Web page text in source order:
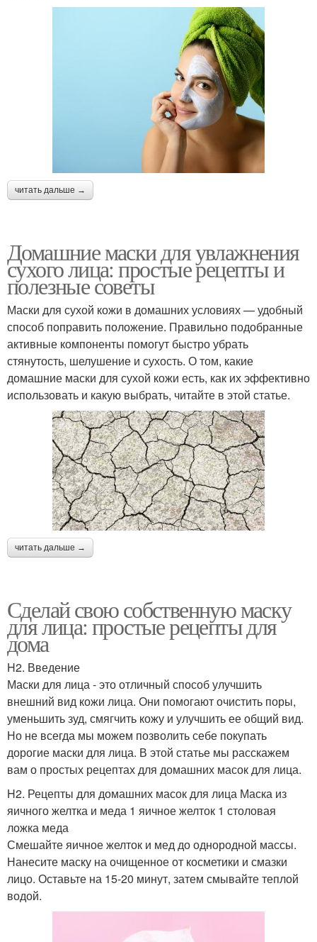
читать дальше →
Домашние маски для увлажнения
сухого лица: простые рецепты и
полезные советы
Маски для сухой кожи в домашних условиях — удобный
способ поправить положение. Правильно подобранные
активные компоненты помогут быстро убрать
стянутость, шелушение и сухость. О том, какие
домашние маски для сухой кожи есть, как их эффективно
использовать и какую выбрать, читайте в этой статье.
читать дальше →
Сделай свою собственную маску
для лица: простые рецепты для
дома
H2. Введение
Маски для лица - это отличный способ улучшить
внешний вид кожи лица. Они помогают очистить поры,
уменьшить зуд, смягчить кожу и улучшить ее общий вид.
Но не всегда мы можем позволить себе покупать
дорогие маски для лица. В этой статье мы расскажем
вам о простых рецептах для домашних масок для лица.
H2. Рецепты для домашних масок для лица Маска из
яичного желтка и меда 1 яичное желток 1 столовая
ложка меда
Смешайте яичное желток и мед до однородной массы.
Нанесите маску на очищенное от косметики и смазки
лицо. Оставьте на 15-20 минут, затем смывайте теплой
водой.